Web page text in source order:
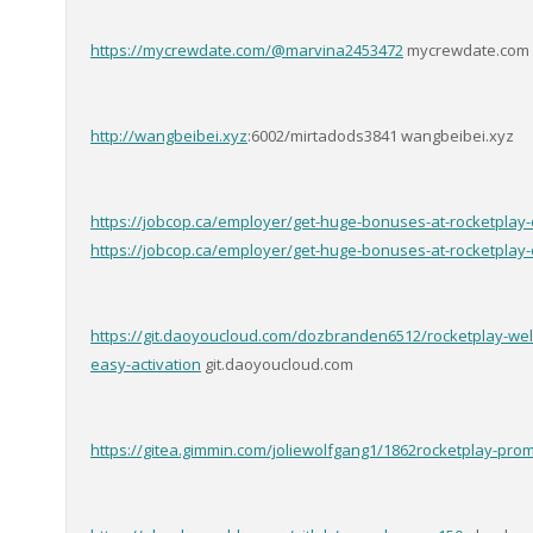
https://mycrewdate.com/@marvina2453472 mycrewdate.com
http://wangbeibei.xyz:6002/mirtadods3841 wangbeibei.xyz
https://jobcop.ca/employer/get-huge-bonuses-at-
https://jobcop.ca/employer/get-huge-bonuses-at-
https://git.daoyoucloud.com/dozbranden6512/rocketplay-
easy-activation git.daoyoucloud.com
https://gitea.gimmin.com/joliewolfgang1/1862rocketplay-